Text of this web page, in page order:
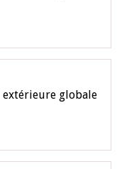
extérieure globale